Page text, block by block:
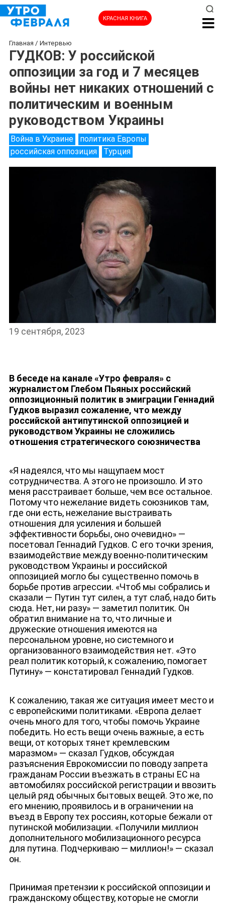
КРАСНАЯ КНИГА
НОВОСТИ
ДЕПУТАТЫ К СЪЕЗДУ
Главная / Интервью
ГУДКОВ: У российской
оппозиции за год и 7 месяцев
войны нет никаких отношений с
политическим и военным
руководством Украины
Война в Украине
политика Европы
российская оппозиция
Турция
19 сентября, 2023
В беседе на канале «Утро февраля» с
журналистом Глебом Пьяных российский
оппозиционный политик в эмиграции Геннадий
Гудков выразил сожаление, что между
российской антипутинской оппозицией и
руководством Украины не сложились
отношения стратегического союзничества
«Я надеялся, что мы нащупаем мост
сотрудничества. А этого не произошло. И это
меня расстраивает больше, чем все остальное.
Потому что нежелание видеть союзников там,
где они есть, нежелание выстраивать
отношения для усиления и большей
эффективности борьбы, оно очевидно» —
посетовал Геннадий Гудков. С его точки зрения,
взаимодействие между военно-политическим
руководством Украины и российской
оппозицией могло бы существенно помочь в
борьбе против агрессии. «Чтоб мы собрались и
сказали — Путин тут силен, а тут слаб, надо бить
сюда. Нет, ни разу» — заметил политик. Он
обратил внимание на то, что личные и
дружеские отношения имеются на
персональном уровне, но системного и
организованного взаимодействия нет. «Это
реал политик который, к сожалению, помогает
Путину» — констатировал Геннадий Гудков.
К сожалению, такая же ситуация имеет место и
с европейскими политиками. «Европа делает
очень много для того, чтобы помочь Украине
победить. Но есть вещи очень важные, а есть
вещи, от которых тянет кремлевским
маразмом» — сказал Гудков, обсуждая
разъяснения Еврокомиссии по поводу запрета
гражданам России въезжать в страны ЕС на
автомобилях российской регистрации и ввозить
целый ряд обычных бытовых вещей. Это же, по
его мнению, проявилось и в ограничении на
въезд в Европу тех россиян, которые бежали от
путинской мобилизации. «Получили миллион
дополнительного мобилизационного ресурса
для путина. Подчеркиваю — миллион!» — сказал
он.
Принимая претензии к российской оппозиции и
гражданскому обществу, которые не смогли